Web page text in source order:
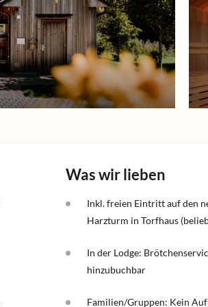
Was wir lieben
Inkl. freien Eintritt auf den
Harzturm in Torfhaus
In der Lodge:
hinzubuchbar
Familien/Gruppen: Kein